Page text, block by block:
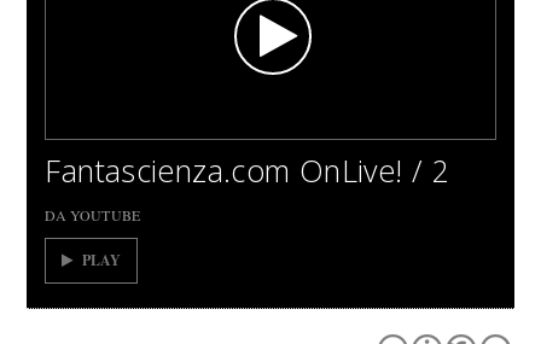
Fantascienza.com OnLive! / 2
DA YOUTUBE
PLAY